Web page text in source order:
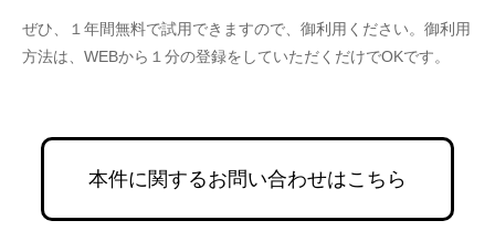
ぜひ、１年間無料で試用できますので、御利用ください。御利用
方法は、WEBから１分の登録をしていただくだけでOKです。
本件に関するお問い合わせはこちら